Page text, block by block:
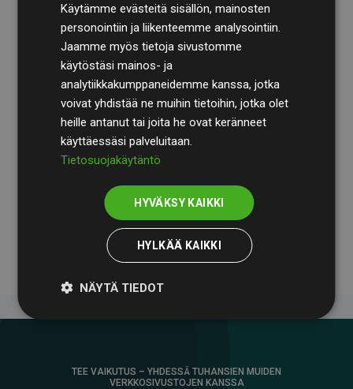
TilintarkastusyhtiöBDOkäy säännöllisesti läpi
laskelmamme ja menetelmämme varmistaakseen
läpinäkyvyyden ja luotettavuuden.
Heidän tarkastuksensa osoittavat, että investoinnit
ilmastohankkeisiin kompensoivat keskimäärin
arvioiduista CO₂-päästöistä
jäsenverkkosivustoilla –
selkeä todiste toimintatapamme todellisesta
TEE VAIKUTUS – YHDESSÄ TUHANSIEN MUIDEN
VERKKOSIVUSTOJEN KANSSA
Käytämme evästeitä sisällön, mainosten
personointiin ja liikenteemme analysointiin.
Jaamme myös tietoja sivustomme
käytöstäsi mainos- ja
analytiikkakumppaneidemme kanssa, jotka
voivat yhdistää ne muihin tietoihin, jotka olet
heille antanut tai joita he ovat keränneet
käyttäessäsi palveluitaan.
Tietosuojakäytäntö
HYVÄKSY KAIKKI
HYLKÄÄ KAIKKI
NÄYTÄ TIEDOT